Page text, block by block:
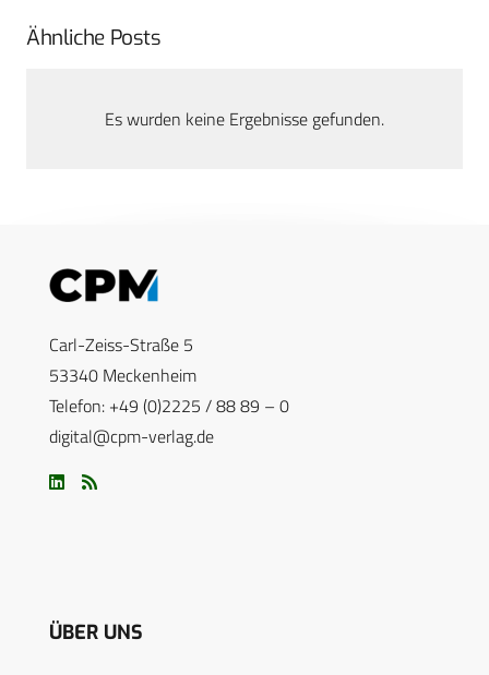
Ähnliche Posts
Es wurden keine Ergebnisse gefunden.
Carl-Zeiss-Straße 5
53340 Meckenheim
Telefon: +49 (0)2225 / 88 89 – 0
digital@cpm-verlag.de
ÜBER UNS